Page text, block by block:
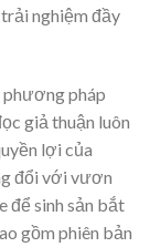
nghiệm đầy
pháp
giả thuận luôn
lợi của
đổi với vươn
để sinh sản bắt
gồm phiên bản